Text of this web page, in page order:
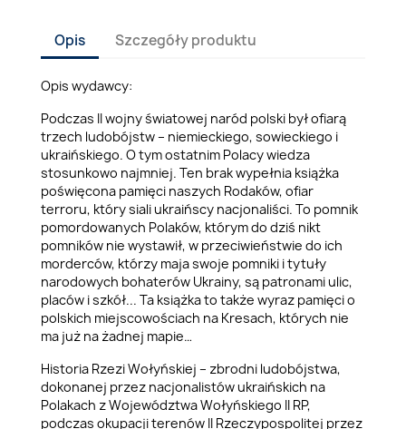
Opis Szczegóły produktu
Opis wydawcy:
Podczas II wojny światowej naród polski był ofiarą
trzech ludobójstw – niemieckiego, sowieckiego i
ukraińskiego. O tym ostatnim Polacy wiedza
stosunkowo najmniej. Ten brak wypełnia książka
poświęcona pamięci naszych Rodaków, ofiar
terroru, który siali ukraińscy nacjonaliści. To pomnik
pomordowanych Polaków, którym do dziś nikt
pomników nie wystawił, w przeciwieństwie do ich
morderców, którzy maja swoje pomniki i tytuły
narodowych bohaterów Ukrainy, są patronami ulic,
placów i szkół... Ta książka to także wyraz pamięci o
polskich miejscowościach na Kresach, których nie
ma już na żadnej mapie…
Historia Rzezi Wołyńskiej – zbrodni ludobójstwa,
dokonanej przez nacjonalistów ukraińskich na
Polakach z Województwa Wołyńskiego II RP,
podczas okupacji terenów II Rzeczypospolitej przez